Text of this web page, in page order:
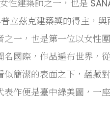
性建築師之一，也是
茲克建築獎的得主，與
一，也是第一位以女性
國際，作品遍布世界，
簡潔的表面之下，蘊藏
作便是臺中綠美圖，一